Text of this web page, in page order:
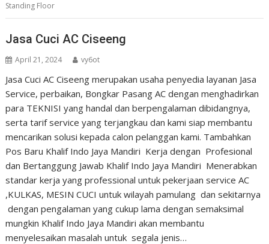
Standing Floor
Jasa Cuci AC Ciseeng
April 21, 2024 vy6ot
Jasa Cuci AC Ciseeng merupakan usaha penyedia layanan Jasa
Service, perbaikan, Bongkar Pasang AC dengan menghadirkan
para TEKNISI yang handal dan berpengalaman dibidangnya,
serta tarif service yang terjangkau dan kami siap membantu
mencarikan solusi kepada calon pelanggan kami. Tambahkan
Pos Baru Khalif Indo Jaya Mandiri Kerja dengan Profesional
dan Bertanggung Jawab Khalif Indo Jaya Mandiri Menerabkan
standar kerja yang professional untuk pekerjaan service AC
,KULKAS, MESIN CUCI untuk wilayah pamulang dan sekitarnya
dengan pengalaman yang cukup lama dengan semaksimal
mungkin Khalif Indo Jaya Mandiri akan membantu
menyelesaikan masalah untuk segala jenis…